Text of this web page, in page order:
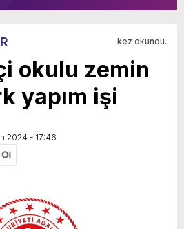
kez okundu.
okulu zemin
yapım işi
2024 - 17:46